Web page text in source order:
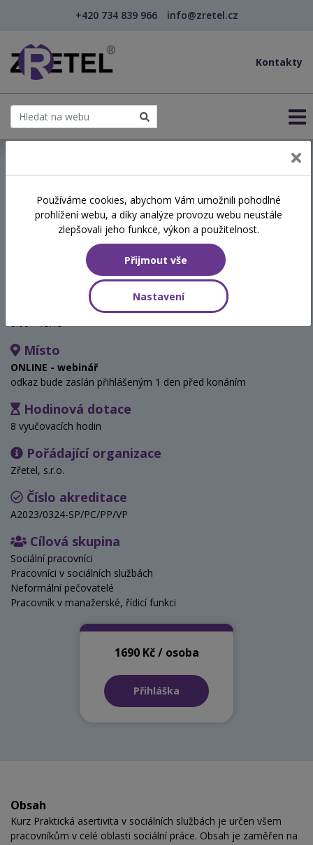
+420 734 839 966 info@zretel.cz
Kontakty
Praktická asertivita v
sociálních službách
8:00 - 15:15
Místo
ONLINE - webinář
odkaz bude zaslán přihlášeným 1 den před konáním
Hodinová dotace
8 vyučovacích hodin
Pořádající organizace
Zřetel, s.r.o.
Číslo akreditace
A2023/0324-SP/PC/PP/VP
Cílová skupina
Sociální pracovníci
Pracovníci v sociálních službách
Neformální pečovatelé
Pracovník v manažerské, řídicí funkci
1690 Kč / osoba
Přihláška
Obsah
Kurz Praktická asertivita v sociálních službách je určen všem
pracovníkům v celé oblasti sociální práce. Obsah je zaměřen na
Používáme cookies, abychom Vám umožnili pohodlné
prohlížení webu, a díky analýze provozu webu neustále
zlepšovali jeho funkce, výkon a použitelnost.
Přijmout vše
Nastavení